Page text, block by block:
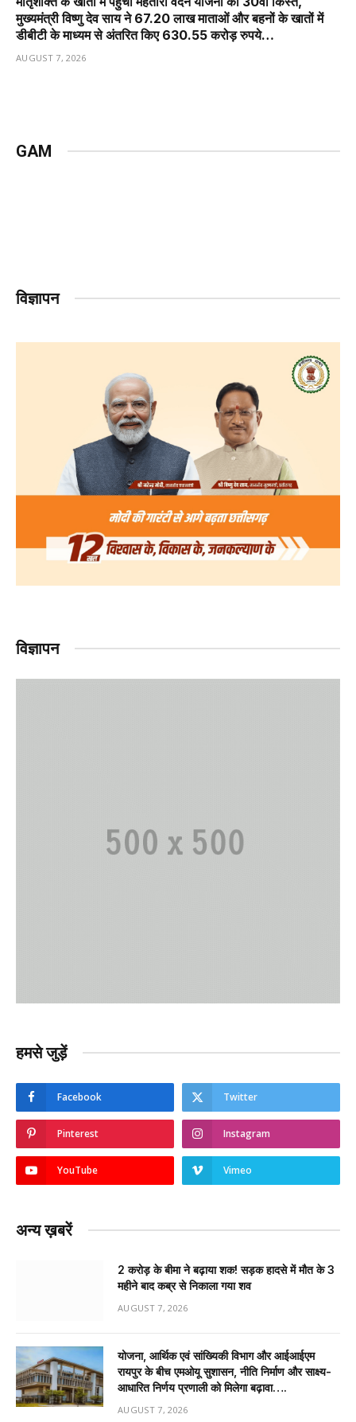
मुख्यमंत्री विष्णु देव साय ने 67.20 लाख माताओं और बहनों के खातों में
डीबीटी के माध्यम से अंतरित किए 630.55 करोड़ रुपये…
AUGUST 7, 2026
GAM
विज्ञापन
विज्ञापन
हमसे जुड़ें
Facebook Twitter
Pinterest Instagram
YouTube Vimeo
अन्य ख़बरें
2 करोड़ के बीमा ने बढ़ाया शक! सड़क हादसे में मौत के 3
महीने बाद कब्र से निकाला गया शव
AUGUST 7, 2026
योजना, आर्थिक एवं सांख्यिकी विभाग और आईआईएम
रायपुर के बीच एमओयू सुशासन, नीति निर्माण और साक्ष्य-
आधारित निर्णय प्रणाली को मिलेगा बढ़ावा….
AUGUST 7, 2026